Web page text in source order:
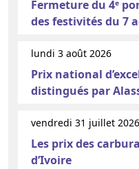
Fermeture du 4ᵉ
des festivités du 7
lundi 3 août 2026
Prix national
distingués par
vendredi 31 juillet 2026
Les prix des
d’Ivoire